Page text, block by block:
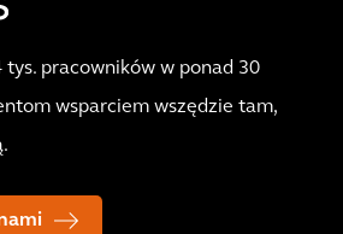
pracowników w ponad 30
wsparciem wszędzie tam,